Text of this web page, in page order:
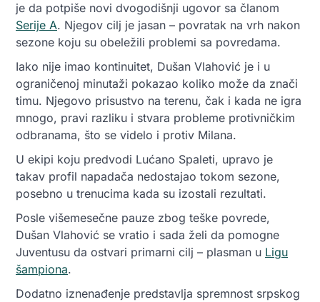
je da potpiše novi dvogodišnji ugovor sa članom
Serije A. Njegov cilj je jasan – povratak na vrh nakon
sezone koju su obeležili problemi sa povredama.
Iako nije imao kontinuitet, Dušan Vlahović je i u
ograničenoj minutaži pokazao koliko može da znači
timu. Njegovo prisustvo na terenu, čak i kada ne igra
mnogo, pravi razliku i stvara probleme protivničkim
odbranama, što se videlo i protiv Milana.
U ekipi koju predvodi Lućano Spaleti, upravo je
takav profil napadača nedostajao tokom sezone,
posebno u trenucima kada su izostali rezultati.
Posle višemesečne pauze zbog teške povrede,
Dušan Vlahović se vratio i sada želi da pomogne
Juventusu da ostvari primarni cilj – plasman u Ligu
šampiona.
Dodatno iznenađenje predstavlja spremnost srpskog